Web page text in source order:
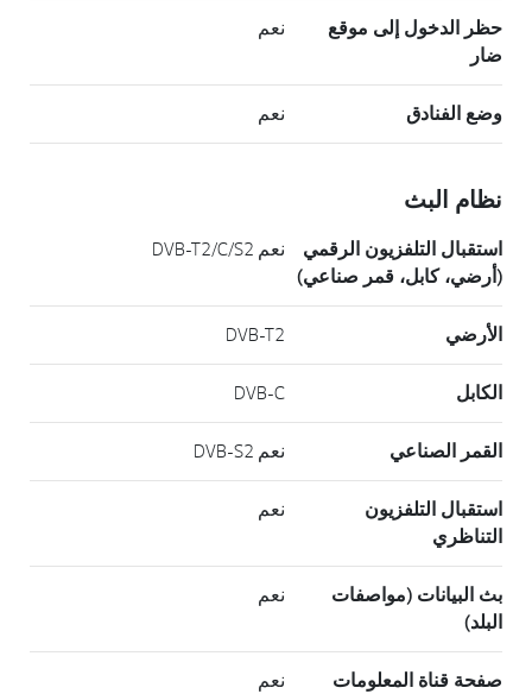
حظر الدخول إلى موقع
ضار
نعم
وضع الفنادق نعم
نظام البث
استقبال التلفزيون الرقمي
(أرضي، كابل، قمر صناعي)
نعم DVB-T2/C/S2
الأرضي DVB-T2
الكابل DVB-C
القمر الصناعي نعم DVB-S2
استقبال التلفزيون
التناظري
نعم
بث البيانات (مواصفات
البلد)
نعم
صفحة قناة المعلومات نعم